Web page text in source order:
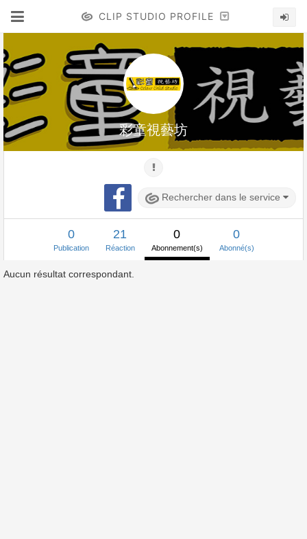
CLIP STUDIO PROFILE
彩童視藝坊
Rechercher dans le service
0
Publication
21
Réaction
0
Abonnement(s)
0
Abonné(s)
Aucun résultat correspondant.